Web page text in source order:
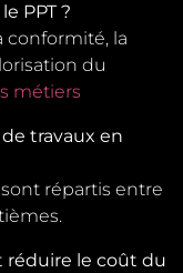
PPT ?
conformité, la
du
métiers
travaux en
sont répartis entre
réduire le coût du